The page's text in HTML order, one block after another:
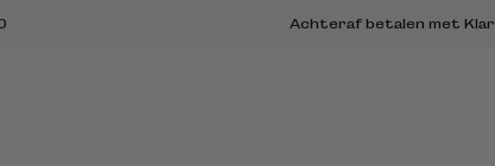
Achteraf betalen met